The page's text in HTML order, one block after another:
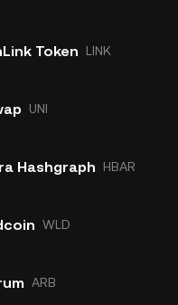
Token LINK
UNI
Hashgraph HBAR
WLD
ARB